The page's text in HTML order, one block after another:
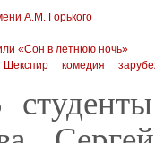
А.М. Горького
«Сон в летнюю ночь»
Шекспир комедия